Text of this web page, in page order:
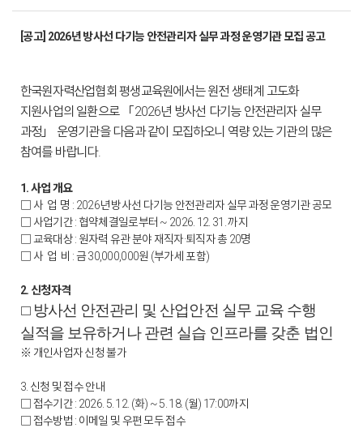
[공고] 2026년 방사선 다기능 안전관리자 실무 과정 운영기관 모집 공고
한국원자력산업협회 평생교육원에서는 원전 생태계 고도화
지원사업의 일환으로 「2026년 방사선 다기능 안전관리자 실무
과정」 운영기관을 다음과 같이 모집하오니 역량 있는 기관의 많은
참여를 바랍니다.
1. 사업 개요
□ 사 업 명 : 2026년 방사선 다기능 안전관리자 실무 과정 운영기관 공모
□ 사업기간 : 협약체결일로부터 ~ 2026. 12. 31. 까지
□ 교육대상 : 원자력 유관 분야 재직자·퇴직자 총 20명
□ 사 업 비 : 금 30,000,000원 (부가세 포함)
2. 신청자격
□ 방사선 안전관리 및 산업안전 실무 교육 수행
실적을 보유하거나 관련 실습 인프라를 갖춘 법인
※ 개인사업자 신청 불가
3. 신청 및 접수 안내
□ 접수기간 : 2026. 5. 12. (화) ~ 5. 18. (월) 17:00까지
□ 접수방법 : 이메일 및 우편 모두 접수